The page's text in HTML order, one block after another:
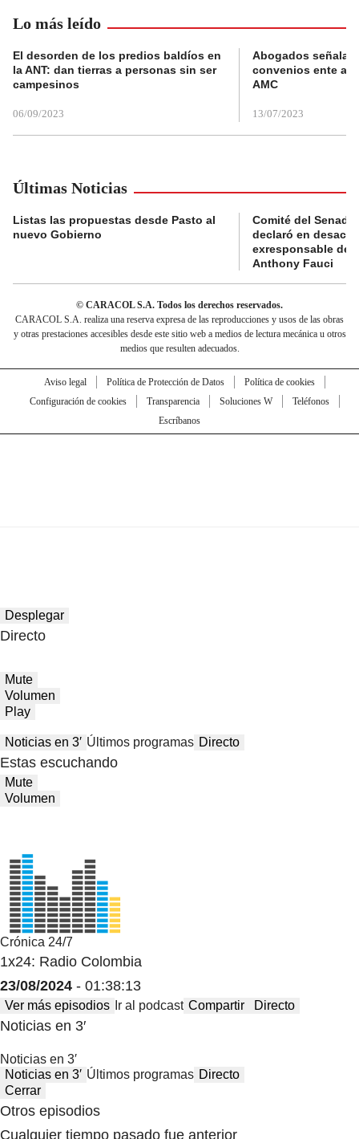
Lo más leído
El desorden de los predios baldíos en
la ANT: dan tierras a personas sin ser
campesinos
06/09/2023
Abogados
convenios ente
AMC
13/07/2023
Últimas Noticias
Listas las propuestas desde Pasto al
nuevo Gobierno
Comité del Senado
declaró en
exresponsable de
Anthony Fauci
© CARACOL S.A. Todos los derechos reservados.
CARACOL S.A. realiza una reserva expresa de las reproducciones y usos de las obras
y otras prestaciones accesibles desde este sitio web a medios de lectura mecánica u otros
medios que resulten adecuados.
Aviso legal Política de Protección de Datos
Política de cookies
Configuración de cookies
Transparencia Soluciones W
Teléfonos
Escríbanos
Desplegar
Directo
Mute
Volumen
Play
Noticias en 3′ Últimos programas Directo
Estas escuchando
Mute
Volumen
Crónica 24/7
1x24: Radio Colombia
23/08/2024 - 01:38:13
Ver más episodios Ir al podcast Compartir Directo
Noticias en 3′
Noticias en 3′
Noticias en 3′ Últimos programas Directo
Cerrar
Otros episodios
Cualquier tiempo pasado fue anterior